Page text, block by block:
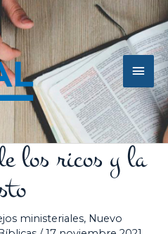
los ricos y la
ministeriales, Nuevo